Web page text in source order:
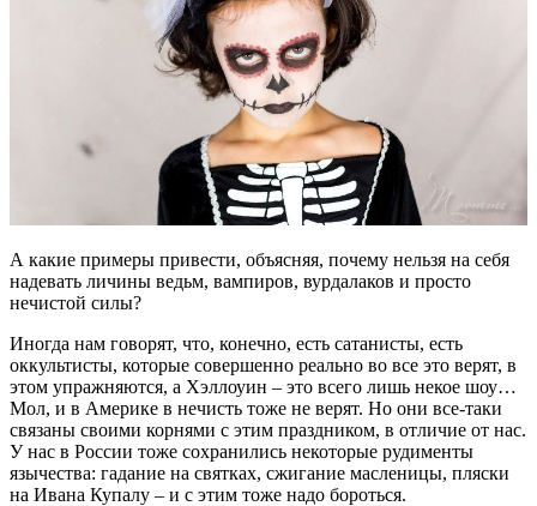
А какие примеры привести, объясняя, почему нельзя на себя
надевать личины ведьм, вампиров, вурдалаков и просто
нечистой силы?
Иногда нам говорят, что, конечно, есть сатанисты, есть
оккультисты, которые совершенно реально во все это верят, в
этом упражняются, а Хэллоуин – это всего лишь некое шоу…
Мол, и в Америке в нечисть тоже не верят. Но они все-таки
связаны своими корнями с этим праздником, в отличие от нас.
У нас в России тоже сохранились некоторые рудименты
язычества: гадание на святках, сжигание масленицы, пляски
на Ивана Купалу – и с этим тоже надо бороться.